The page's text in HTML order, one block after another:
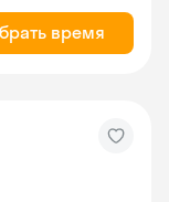
время